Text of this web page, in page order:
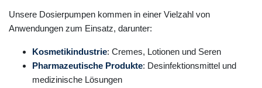
Unsere Dosierpumpen kommen in einer Vielzahl von
Anwendungen zum Einsatz, darunter:
Kosmetikindustrie: Cremes, Lotionen und Seren
Pharmazeutische Produkte: Desinfektionsmittel und
medizinische Lösungen